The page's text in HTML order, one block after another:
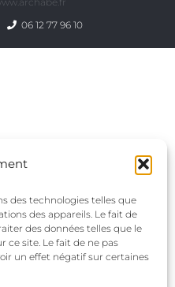
des technologies telles que
des appareils. Le fait de
des données telles que le
ce site. Le fait de ne pas
un effet négatif sur certaines
06 12 77 96 10